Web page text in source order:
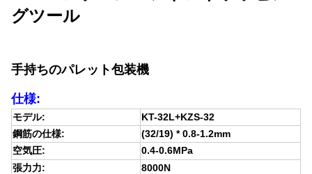
グツール
手持ちのパレット包装機
仕様:
モデル:
KT-32L+KZS-32
鋼筋の仕様:
(32/19) * 0.8-1.2mm
空気圧:
0.4-0.6MPa
張力力:
8000N